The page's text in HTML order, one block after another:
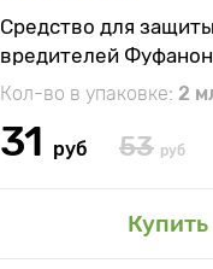
Средство для
вредителей
Кол-во в упаковке: 2
31 руб 53 руб
Купить